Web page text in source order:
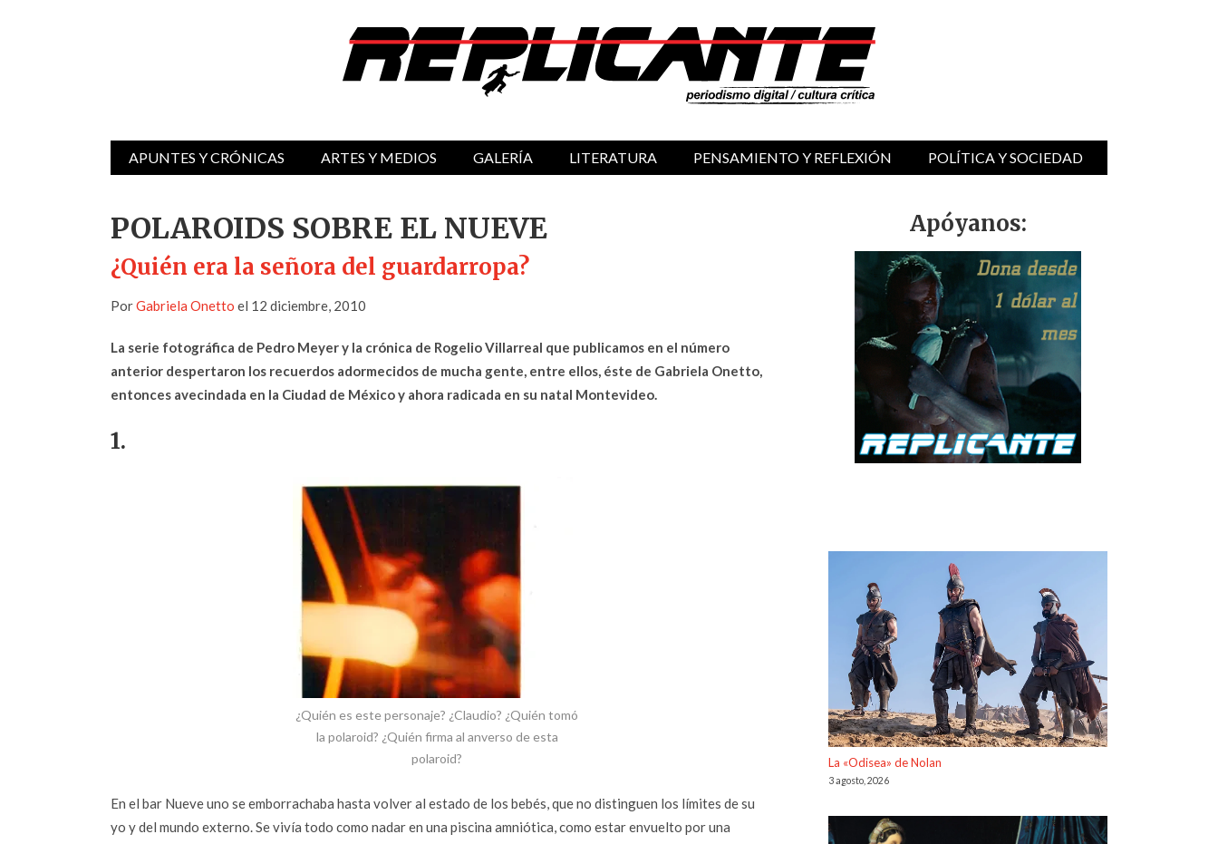
APUNTES Y CRÓNICAS ARTES Y MEDIOS GALERÍA LITERATURA PENSAMIENTO Y REFLEXIÓN POLÍTICA Y SOCIEDAD
POLAROIDS SOBRE EL NUEVE
¿Quién era la señora del guardarropa?
PorGabriela Onetto el 12 diciembre, 2010
La serie fotográfica de Pedro Meyer y la crónica de Rogelio Villarreal que publicamos en el número
anterior despertaron los recuerdos adormecidos de mucha gente, entre ellos, éste de Gabriela Onetto,
entonces avecindada en la Ciudad de México y ahora radicada en su natal Montevideo.
1.
¿Quién es este personaje? ¿Claudio? ¿Quién tomó
la polaroid? ¿Quién firma al anverso de esta
polaroid?
En el bar Nueve uno se emborrachaba hasta volver al estado de los bebés, que no distinguen los límites de su
yo y del mundo externo. Se vivía todo como nadar en una piscina amniótica, como estar envuelto por una
Apóyanos:
La «Odisea» de Nolan
3 agosto, 2026